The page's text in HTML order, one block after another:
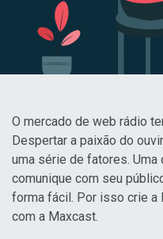
O mercado de web rádio
Despertar a paixão do
uma série de fatores.
comunique com seu
forma fácil. Por isso crie a
com a Maxcast.